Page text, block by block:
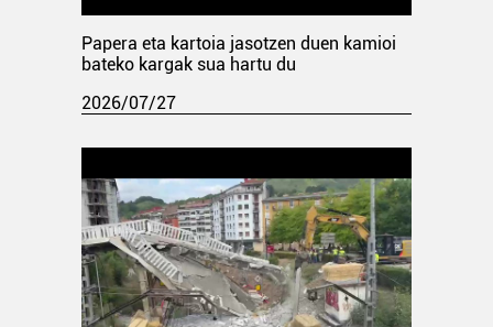
Papera eta kartoia jasotzen duen kamioi
bateko kargak sua hartu du
2026/07/27